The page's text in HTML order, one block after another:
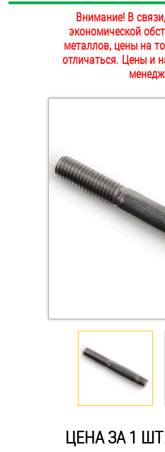
ОПЛАТА И ДОСТАВКА
НАШИ МАГАЗИНЫ
Заклепки (Гайки-
Крюки, кольца с
Оснастка и
Внимание! В
экономической
металлов, цены на
отличаться. Цены и
ЦЕНА ЗА 1